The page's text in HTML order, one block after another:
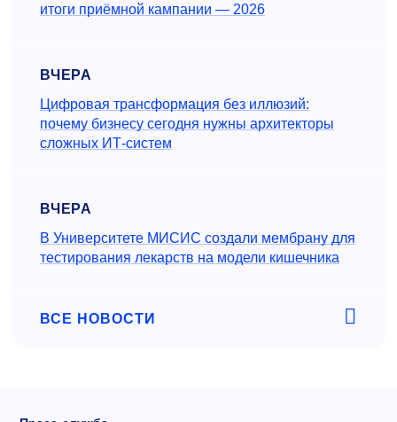
итоги приёмной кампании — 2026
ВЧЕРА
Цифровая трансформация без иллюзий:
почему бизнесу сегодня нужны архитекторы
сложных ИТ-систем
ВЧЕРА
В Университете МИСИС создали мембрану для
тестирования лекарств на модели кишечника
ВСЕ НОВОСТИ